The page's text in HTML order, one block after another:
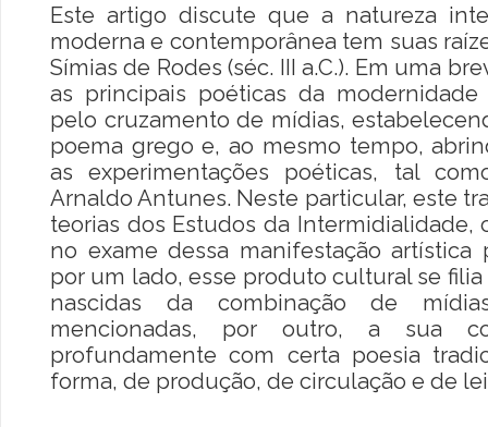
Este artigo discute que a natureza
moderna e contemporânea tem suas
Símias de Rodes (séc. III a.C.). Em uma
as principais poéticas da
pelo cruzamento de mídias,
poema grego e, ao mesmo tempo,
as experimentações poéticas, tal
Arnaldo Antunes. Neste particular, este
teorias dos Estudos da Intermidialidade,
no exame dessa manifestação artística
por um lado, esse produto cultural se
nascidas da combinação de
mencionadas, por outro, a sua
profundamente com certa poesia
forma, de produção, de circulação e de